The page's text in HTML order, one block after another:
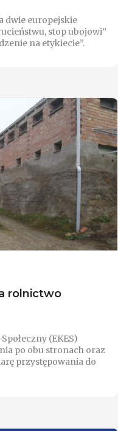
dwie europejskie
stop ubojowi”
na etykiecie”.
rolnictwo
(EKES)
po obu stronach oraz
przystępowania do